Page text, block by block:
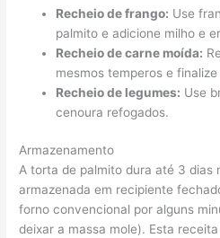
Recheio de frango: Use
palmito e adicione milho e
Recheio de carne moída:
mesmos temperos e
Recheio de legumes: Use
cenoura refogados.
Armazenamento
A torta de palmito dura até 3 dias
armazenada em recipiente
forno convencional por alguns
deixar a massa mole). Esta